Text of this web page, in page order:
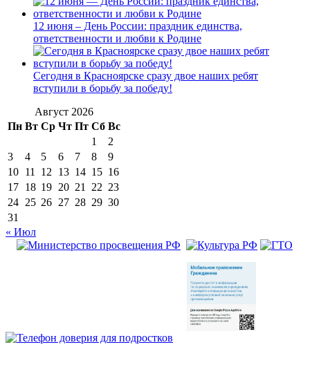
12 июня – День России: праздник единства,
ответственности и любви к Родине
Сегодня в Красноярске сразу двое наших ребят
вступили в борьбу за победу!
Август 2026
Пн Вт Ср Чт Пт Сб Вс
1
2
3
4 5 6 7 8
9
10 11 12 13 14 15 16
17 18 19 20 21 22 23
24 25 26 27 28 29 30
31
« Июл